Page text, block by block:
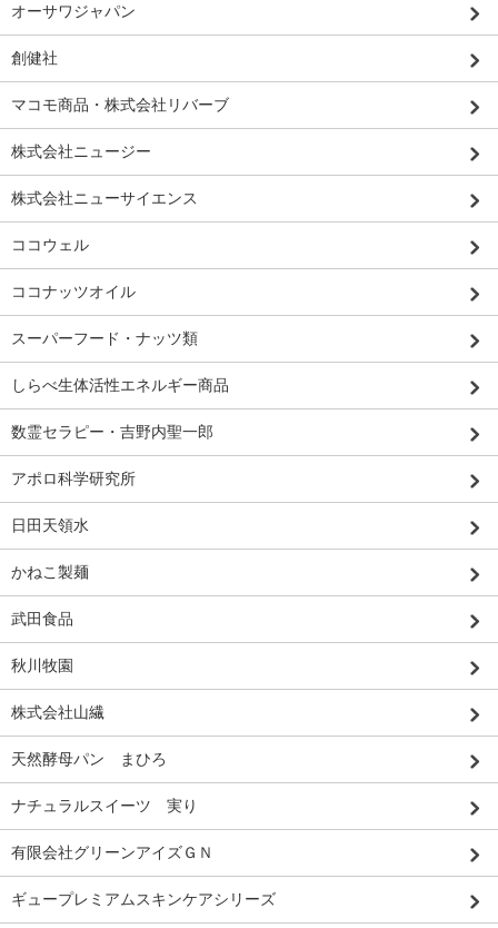
オーサワジャパン
創健社
マコモ商品・株式会社リバーブ
株式会社ニュージー
株式会社ニューサイエンス
ココウェル
ココナッツオイル
スーパーフード・ナッツ類
しらべ生体活性エネルギー商品
数霊セラピー・吉野内聖一郎
アポロ科学研究所
日田天領水
かねこ製麺
武田食品
秋川牧園
株式会社山繊
天然酵母パン まひろ
ナチュラルスイーツ 実り
有限会社グリーンアイズＧＮ
ギュープレミアムスキンケアシリーズ